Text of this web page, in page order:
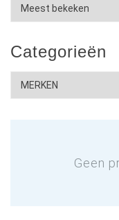
Categorieën
Geen